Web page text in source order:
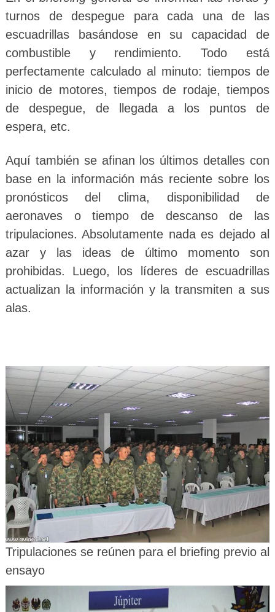
turnos de despegue para cada una de las
escuadrillas basándose en su capacidad de
combustible y rendimiento. Todo está
perfectamente calculado al minuto: tiempos de
inicio de motores, tiempos de rodaje, tiempos
de despegue, de llegada a los puntos de
espera, etc.
Aquí también se afinan los últimos detalles con
base en la información más reciente sobre los
pronósticos del clima, disponibilidad de
aeronaves o tiempo de descanso de las
tripulaciones. Absolutamente nada es dejado al
azar y las ideas de último momento son
prohibidas. Luego, los líderes de escuadrillas
actualizan la información y la transmiten a sus
alas.
Tripulaciones se reúnen para el briefing previo al
ensayo